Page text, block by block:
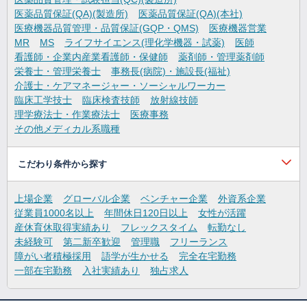
医薬品質保証(QA)(製造所)
医薬品質保証(QA)(本社)
医療機器品質管理・品質保証(GQP・QMS)
医療機器営業
MR
MS ライフサイエンス(理化学機器・試薬)
医師
看護師・企業内産業看護師・保健師
薬剤師・管理薬剤師
栄養士・管理栄養士
事務長(病院)・施設長(福祉)
介護士・ケアマネージャー・ソーシャルワーカー
臨床工学技士
臨床検査技師
放射線技師
理学療法士・作業療法士
医療事務
その他メディカル系職種
こだわり条件から探す
上場企業 グローバル企業 ベンチャー企業
外資系企業
従業員1000名以上
年間休日120日以上
女性が活躍
産休育休取得実績あり
フレックスタイム
転勤なし
未経験可
第二新卒歓迎 管理職
フリーランス
障がい者積極採用
語学が生かせる
完全在宅勤務
一部在宅勤務
入社実績あり 独占求人